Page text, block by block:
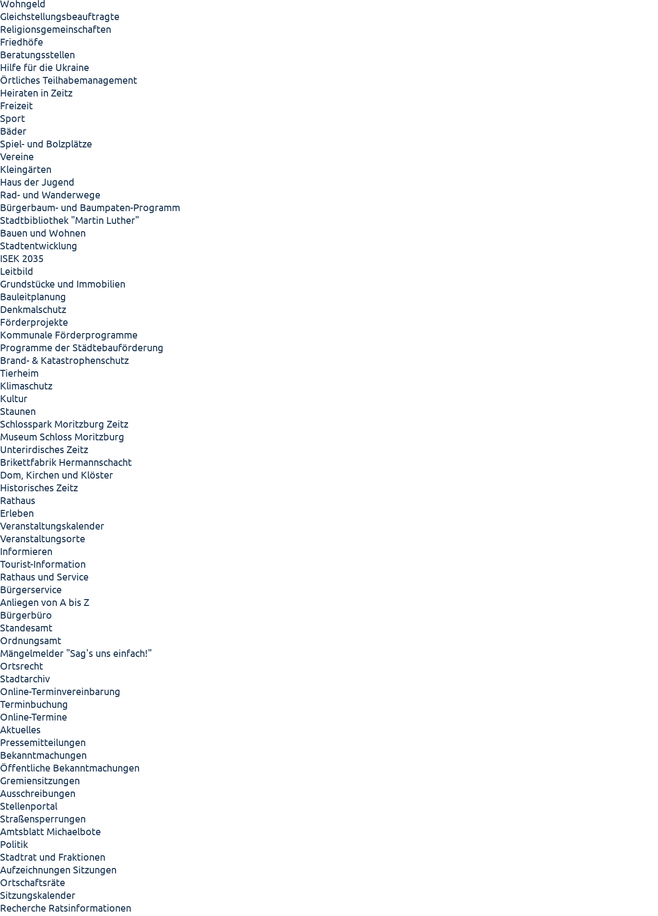
Wohngeld
Gleichstellungsbeauftragte
Religionsgemeinschaften
Friedhöfe
Beratungsstellen
Hilfe für die Ukraine
Örtliches Teilhabemanagement
Heiraten in Zeitz
Freizeit
Sport
Bäder
Spiel- und Bolzplätze
Vereine
Kleingärten
Haus der Jugend
Rad- und Wanderwege
Bürgerbaum- und Baumpaten-Programm
Stadtbibliothek "Martin Luther"
Bauen und Wohnen
Stadtentwicklung
ISEK 2035
Leitbild
Grundstücke und Immobilien
Bauleitplanung
Denkmalschutz
Förderprojekte
Kommunale Förderprogramme
Programme der Städtebauförderung
Brand- & Katastrophenschutz
Tierheim
Klimaschutz
Kultur
Staunen
Schlosspark Moritzburg Zeitz
Museum Schloss Moritzburg
Unterirdisches Zeitz
Brikettfabrik Hermannschacht
Dom, Kirchen und Klöster
Historisches Zeitz
Rathaus
Erleben
Veranstaltungskalender
Veranstaltungsorte
Informieren
Tourist-Information
Rathaus und Service
Bürgerservice
Anliegen von A bis Z
Bürgerbüro
Standesamt
Ordnungsamt
Mängelmelder "Sag's uns einfach!"
Ortsrecht
Stadtarchiv
Online-Terminvereinbarung
Terminbuchung
Online-Termine
Aktuelles
Pressemitteilungen
Bekanntmachungen
Öffentliche Bekanntmachungen
Gremiensitzungen
Ausschreibungen
Stellenportal
Straßensperrungen
Amtsblatt Michaelbote
Politik
Stadtrat und Fraktionen
Aufzeichnungen Sitzungen
Ortschaftsräte
Sitzungskalender
Recherche Ratsinformationen